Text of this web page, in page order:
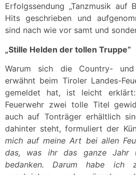
Erfolgssendung „Tanzmusik auf
Hits geschrieben und
sind nach wie vor samt und
„Stille Helden der tollen Truppe“
Warum sich die Country- und
erwähnt beim Tiroler Landes-
gemeldet hat, ist leicht
Feuerwehr zwei tolle Titel
auch auf Tonträger erhältlich
dahinter steht, formuliert der
mich auf meine Art bei allen
das, was ihr das ganze Jahr
bedanken. Darum habe ich